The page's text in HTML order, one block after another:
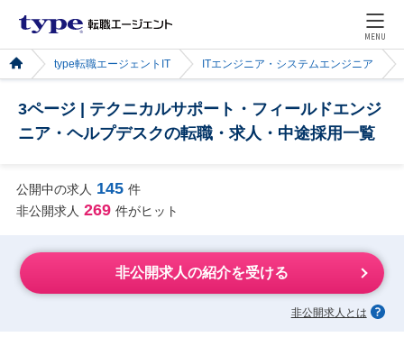
MENU
type転職エージェントIT ITエンジニア・システムエンジニア
3ページ | テクニカルサポート・フィールドエンジ
ニア・ヘルプデスクの転職・求人・中途採用一覧
公開中の求人 145 件
非公開求人 269 件がヒット
非公開求人の紹介を受ける
非公開求人とは